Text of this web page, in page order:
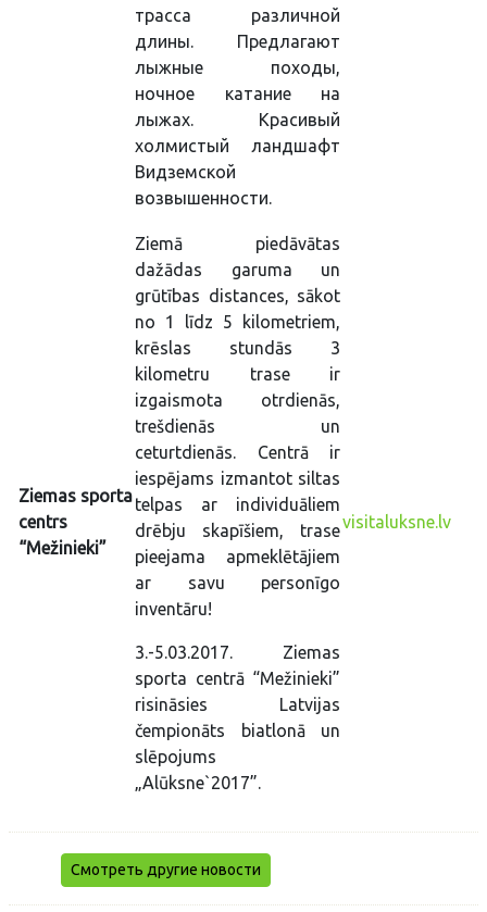
трасса различной
длины. Предлагают
лыжные походы,
ночное катание на
лыжах. Красивый
холмистый ландшафт
Видземской
возвышенности.
Ziemas sporta
centrs
“Mežinieki”
Ziemā piedāvātas
dažādas garuma un
grūtības distances, sākot
no 1 līdz 5 kilometriem,
krēslas stundās 3
kilometru trase ir
izgaismota otrdienās,
trešdienās un
ceturtdienās. Centrā ir
iespējams izmantot siltas
telpas ar individuāliem
drēbju skapīšiem, trase
pieejama apmeklētājiem
ar savu personīgo
inventāru!
3.-5.03.2017. Ziemas
sporta centrā “Mežinieki”
risināsies Latvijas
čempionāts biatlonā un
slēpojums
„Alūksne`2017”.
visitaluksne.lv
Смотреть другие новости